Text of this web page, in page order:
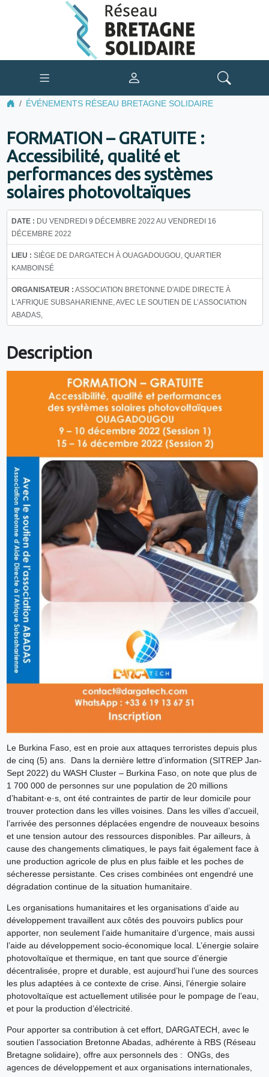
ÉVÉNEMENTS RÉSEAU BRETAGNE SOLIDAIRE
FORMATION – GRATUITE :
Accessibilité, qualité et
performances des systèmes
solaires photovoltaïques
DATE : DU VENDREDI 9 DÉCEMBRE 2022 AU VENDREDI 16
DÉCEMBRE 2022
LIEU : SIÈGE DE DARGATECH À OUAGADOUGOU, QUARTIER
KAMBOINSÉ
ORGANISATEUR : ASSOCIATION BRETONNE D'AIDE DIRECTE À
L'AFRIQUE SUBSAHARIENNE, AVEC LE SOUTIEN DE L’ASSOCIATION
ABADAS,
Description
Le Burkina Faso, est en proie aux attaques terroristes depuis plus
de cinq (5) ans. Dans la dernière lettre d’information (SITREP Jan-
Sept 2022) du WASH Cluster – Burkina Faso, on note que plus de
1 700 000 de personnes sur une population de 20 millions
d’habitant·e·s, ont été contraintes de partir de leur domicile pour
trouver protection dans les villes voisines. Dans les villes d’accueil,
l’arrivée des personnes déplacées engendre de nouveaux besoins
et une tension autour des ressources disponibles. Par ailleurs, à
cause des changements climatiques, le pays fait également face à
une production agricole de plus en plus faible et les poches de
sécheresse persistante. Ces crises combinées ont engendré une
dégradation continue de la situation humanitaire.
Les organisations humanitaires et les organisations d’aide au
développement travaillent aux côtés des pouvoirs publics pour
apporter, non seulement l’aide humanitaire d’urgence, mais aussi
l’aide au développement socio-économique local. L’énergie solaire
photovoltaïque et thermique, en tant que source d’énergie
décentralisée, propre et durable, est aujourd’hui l’une des sources
les plus adaptées à ce contexte de crise. Ainsi, l’énergie solaire
photovoltaïque est actuellement utilisée pour le pompage de l’eau,
et pour la production d’électricité.
Pour apporter sa contribution à cet effort, DARGATECH, avec le
soutien l’association Bretonne Abadas, adhérente à RBS (Réseau
Bretagne solidaire), offre aux personnels des : ONGs, des
agences de développement et aux organisations internationales,